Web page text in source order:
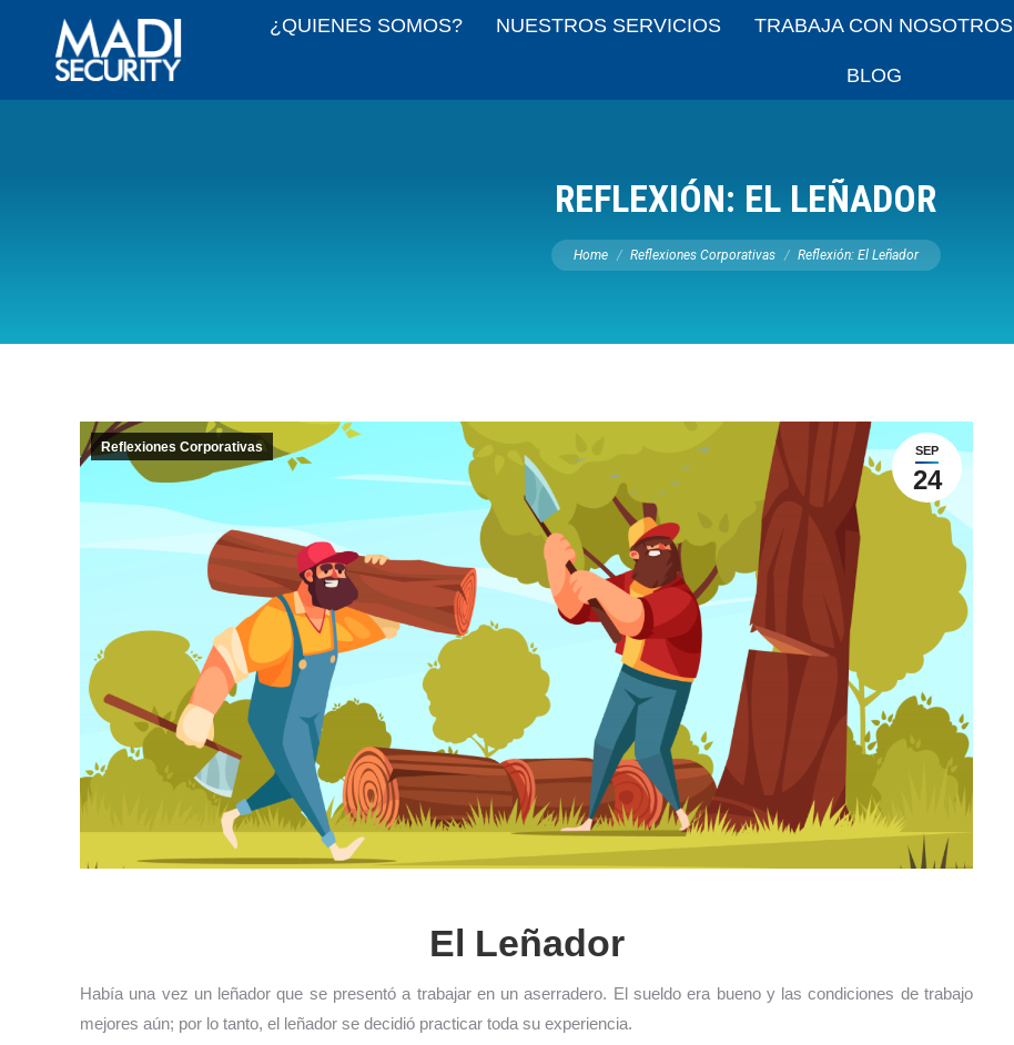
¿QUIENES SOMOS? NUESTROS SERVICIOS TRABAJA CON NOSOTROS
BLOG
REFLEXIÓN: EL LEÑADOR
You are here:
Home Reflexiones Corporativas Reflexión: El Leñador
SEP
24
Reflexiones Corporativas
El Leñador
Había una vez un leñador que se presentó a trabajar en un aserradero. El sueldo era bueno y las condiciones de trabajo
mejores aún; por lo tanto, el leñador se decidió practicar toda su experiencia.